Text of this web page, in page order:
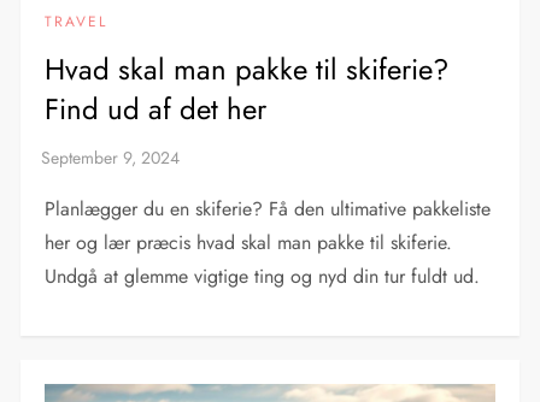
TRAVEL
Hvad skal man pakke til skiferie?
Find ud af det her
Planlægger du en skiferie? Få den ultimative pakkeliste
her og lær præcis hvad skal man pakke til skiferie.
Undgå at glemme vigtige ting og nyd din tur fuldt ud.